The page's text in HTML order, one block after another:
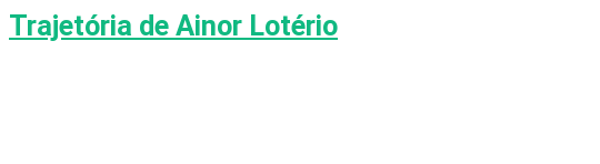
Trajetória de Ainor Lotério